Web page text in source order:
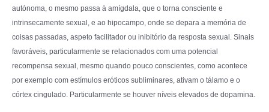
autónoma, o mesmo passa à amígdala, que o torna consciente e
intrinsecamente sexual, e ao hipocampo, onde se depara a memória de
coisas passadas, aspeto facilitador ou inibitório da resposta sexual. Sinais
favoráveis, particularmente se relacionados com uma potencial
recompensa sexual, mesmo quando pouco conscientes, como acontece
por exemplo com estímulos eróticos subliminares, ativam o tálamo e o
córtex cingulado. Particularmente se houver níveis elevados de dopamina.